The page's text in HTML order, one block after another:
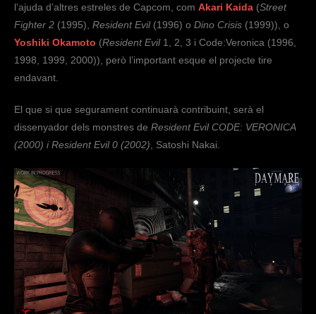
l’ajuda d’altres estreles de Capcom, com Akari Kaida (Street
Fighter 2 (1995), Resident Evil(1996) o Dino Crisis (1999)), o
Yoshiki Okamoto (Resident Evil1, 2, 3 i Code:Veronica (1996,
1998, 1999, 2000)), però l’important esque el projecte tire
endavant.
El que si que segurament continuarà contribuint, serà el
dissenyador dels monstres de Resident Evil CODE: VERONICA
(2000) i Resident Evil 0 (2002) , Satoshi Nakai.